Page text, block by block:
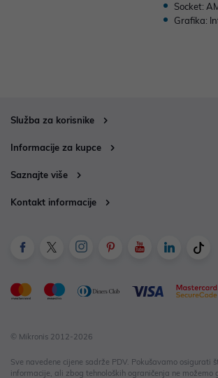
Socket:
Grafika:
Služba za korisnike
Informacije za kupce
Saznajte više
Kontakt informacije
© Mikronis 2012-2026
Sve navedene cijene sadrže PDV. Pokušavamo osigurati
informacije, ali zbog tehnoloških ograničenja ne